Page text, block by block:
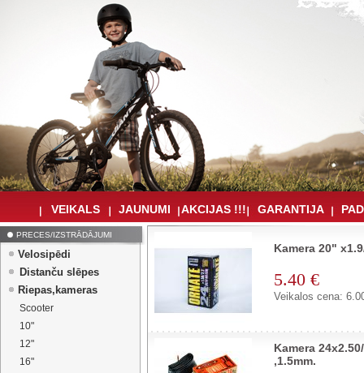
VEIKALS JAUNUMI AKCIJAS !!! GARANTIJA
PRECES/IZSTRĀDĀJUMI
Velosipēdi
Distanču slēpes
Riepas,kameras
Scooter
10"
12"
16"
Kamera 20"
5.40 €
Veikalos cena:
Kamera
,1.5mm.